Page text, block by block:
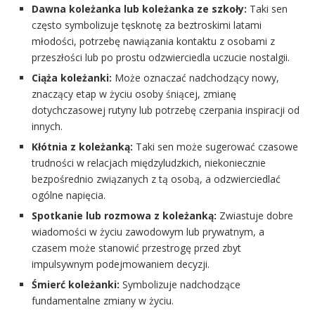
Dawna koleżanka lub koleżanka ze szkoły: Taki sen
często symbolizuje tęsknotę za beztroskimi latami
młodości, potrzebę nawiązania kontaktu z osobami z
przeszłości lub po prostu odzwierciedla uczucie nostalgii.
Ciąża koleżanki: Może oznaczać nadchodzący nowy,
znaczący etap w życiu osoby śniącej, zmianę
dotychczasowej rutyny lub potrzebę czerpania inspiracji od
innych.
Kłótnia z koleżanką: Taki sen może sugerować czasowe
trudności w relacjach międzyludzkich, niekoniecznie
bezpośrednio związanych z tą osobą, a odzwierciedlać
ogólne napięcia.
Spotkanie lub rozmowa z koleżanką: Zwiastuje dobre
wiadomości w życiu zawodowym lub prywatnym, a
czasem może stanowić przestrogę przed zbyt
impulsywnym podejmowaniem decyzji.
Śmierć koleżanki: Symbolizuje nadchodzące
fundamentalne zmiany w życiu.